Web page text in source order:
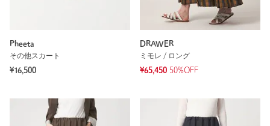
Pheeta
その他スカート
¥16,500
DRAWER
ミモレ / ロング
¥65,450 50%OFF